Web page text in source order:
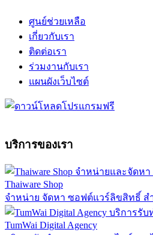
ศูนย์ช่วยเหลือ
เกี่ยวกับเรา
ติดต่อเรา
ร่วมงานกับเรา
แผนผังเว็บไซต์
บริการของเรา
Thaiware Shop
จำหน่าย จัดหา ซอฟต์แวร์ลิขสิทธิ์ ส
TumWai Digital Agency